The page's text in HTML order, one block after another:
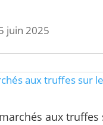
juin 2025
aux